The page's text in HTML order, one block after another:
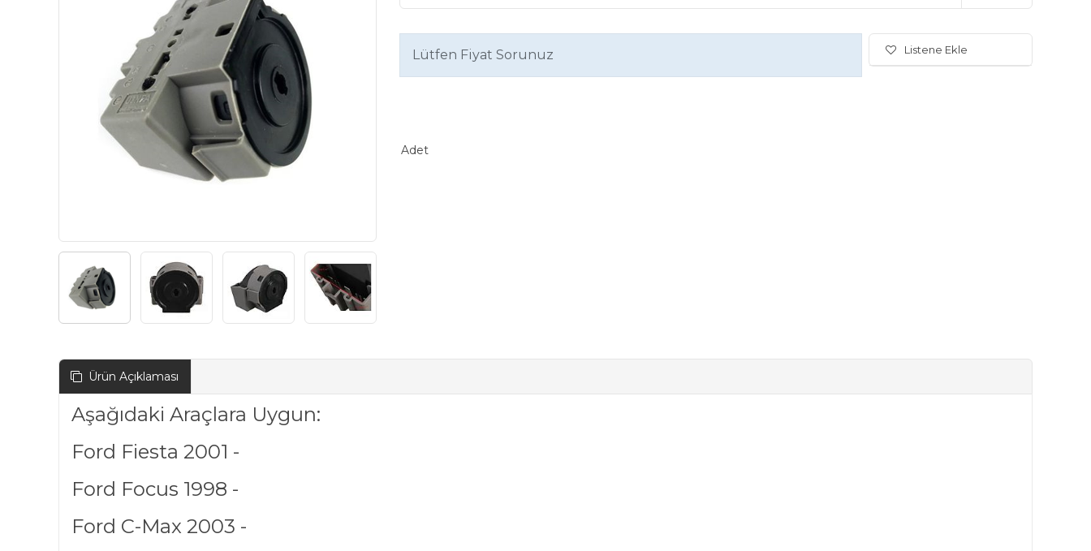
Lütfen Fiyat Sorunuz
Adet
Listene Ekle
Ürün Açıklaması
Aşağıdaki Araçlara Uygun:
Ford Fiesta 2001 -
Ford Focus 1998 -
Ford C-Max 2003 -